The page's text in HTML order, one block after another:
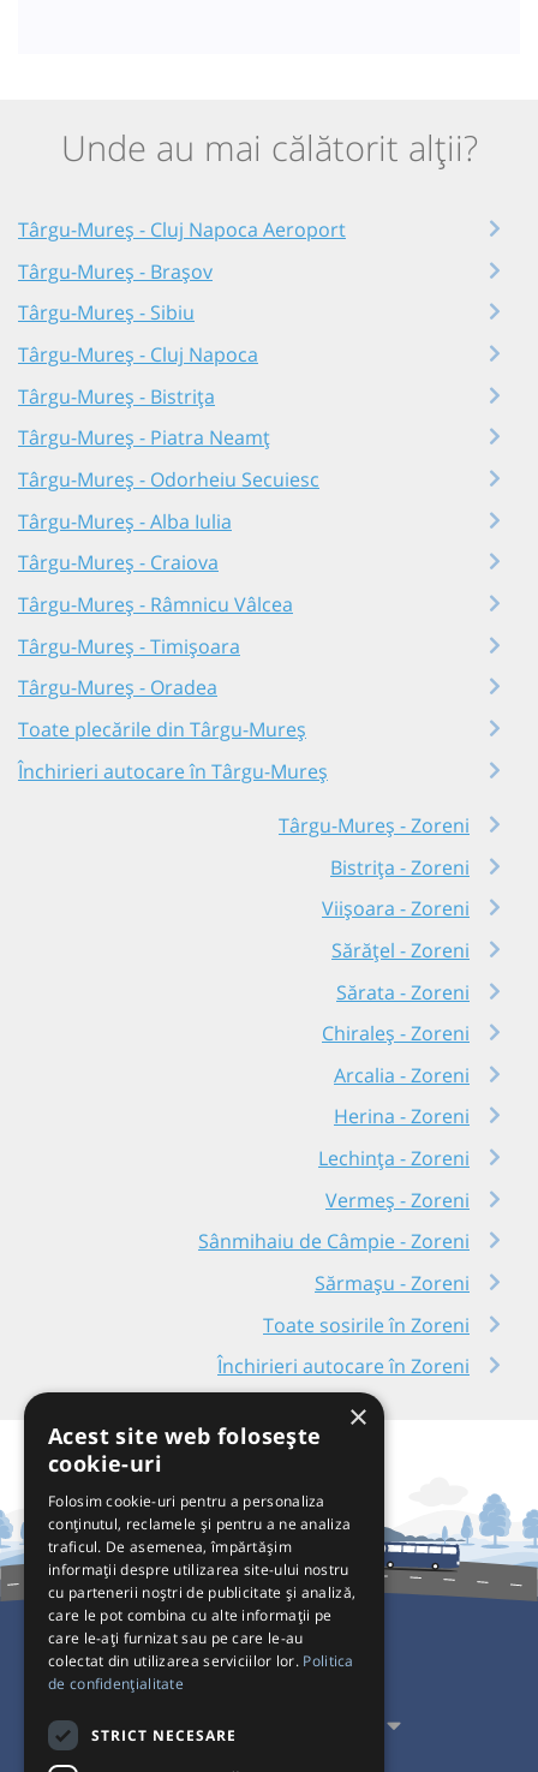
Unde au mai călătorit alții?
Târgu-Mureș - Cluj Napoca Aeroport
Târgu-Mureș - Brașov
Târgu-Mureș - Sibiu
Târgu-Mureș - Cluj Napoca
Târgu-Mureș - Bistrița
Târgu-Mureș - Piatra Neamț
Târgu-Mureș - Odorheiu Secuiesc
Târgu-Mureș - Alba Iulia
Târgu-Mureș - Craiova
Târgu-Mureș - Râmnicu Vâlcea
Târgu-Mureș - Timișoara
Târgu-Mureș - Oradea
Toate plecările din Târgu-Mureș
Închirieri autocare în Târgu-Mureș
Târgu-Mureș - Zoreni
Bistrița - Zoreni
Viișoara - Zoreni
Sărățel - Zoreni
Sărata - Zoreni
Chiraleș - Zoreni
Arcalia - Zoreni
Herina - Zoreni
Lechința - Zoreni
Vermeș - Zoreni
Sânmihaiu de Câmpie - Zoreni
Sărmașu - Zoreni
Toate sosirile în Zoreni
Închirieri autocare în Zoreni
Pentru Călători
Pentru Transportatori
×
Acest site web folosește
cookie-uri
Folosim cookie-uri pentru a personaliza
conținutul, reclamele și pentru a ne analiza
traficul. De asemenea, împărtășim
informații despre utilizarea site-ului nostru
cu partenerii noștri de publicitate și analiză,
care le pot combina cu alte informații pe
care le-ați furnizat sau pe care le-au
colectat din utilizarea serviciilor lor. Politica
de confidențialitate
STRICT NECESARE